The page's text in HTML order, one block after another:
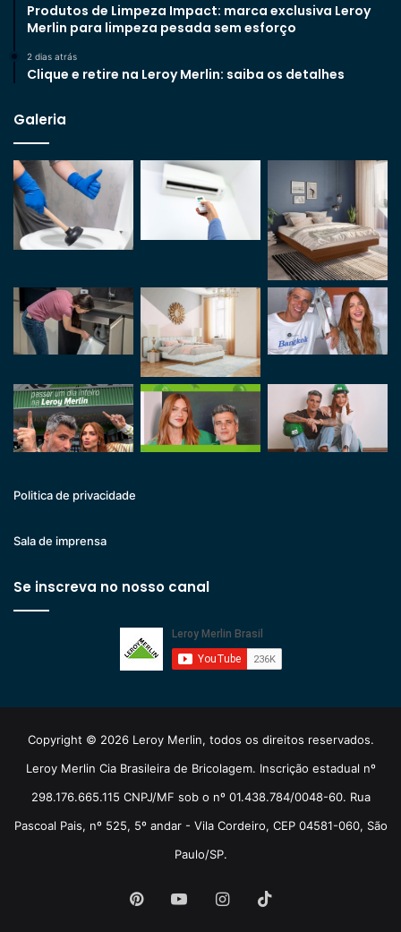
Produtos de Limpeza Impact: marca exclusiva Leroy
Merlin para limpeza pesada sem esforço
2 dias atrás
Clique e retire na Leroy Merlin: saiba os detalhes
Galeria
Politica de privacidade
Sala de imprensa
Se inscreva no nosso canal
Copyright © 2026 Leroy Merlin, todos os direitos reservados.
Leroy Merlin Cia Brasileira de Bricolagem. Inscrição estadual nº
298.176.665.115 CNPJ/MF sob o nº 01.438.784/0048-60. Rua
Pascoal Pais, nº 525, 5º andar - Vila Cordeiro, CEP 04581-060, São
Paulo/SP.
PinterestYouTubeInstagram